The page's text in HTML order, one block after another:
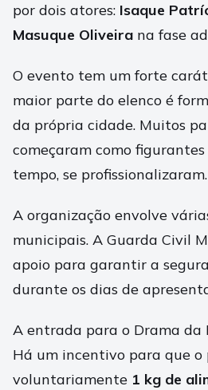
por dois atores: Isaque
Masuque Oliveira na fase
O evento tem um forte
maior parte do elenco é
da própria cidade. Muitos
começaram como
tempo, se profissionalizaram.
A organização envolve
municipais. A Guarda Civil
apoio para garantir a
durante os dias de
A entrada para o Drama
Há um incentivo para que o
voluntariamente 1 kg de